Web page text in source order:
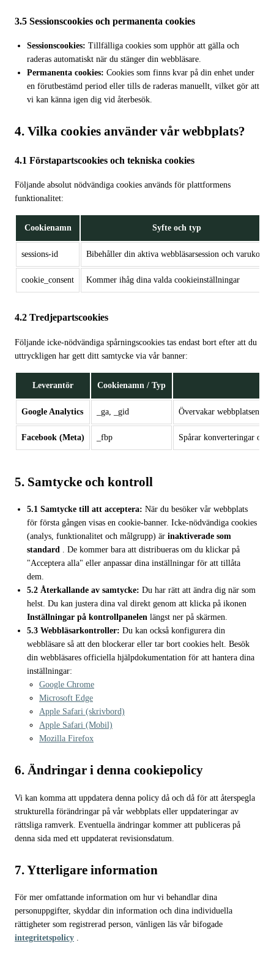
3.5 Sessionscookies och permanenta cookies
Sessionscookies: Tillfälliga cookies som upphör att gälla och
raderas automatiskt när du stänger din webbläsare.
Permanenta cookies: Cookies som finns kvar på din enhet under
en förutbestämd period eller tills de raderas manuellt, vilket gör att
vi kan känna igen dig vid återbesök.
4. Vilka cookies använder vår webbplats?
4.1 Förstapartscookies och tekniska cookies
Följande absolut nödvändiga cookies används för plattformens
funktionalitet:
Cookienamn Syfte och typ
sessions-id Bibehåller din aktiva webbläsarsession och varukorg
cookie_consent Kommer ihåg dina valda cookieinställningar
4.2 Tredjepartscookies
Följande icke-nödvändiga spårningscookies tas endast bort efter att du
uttryckligen har gett ditt samtycke via vår banner:
Leverantör Cookienamn / Typ
Google Analytics _ga, _gid Övervakar webbplatsens
Facebook (Meta) _fbp Spårar konverteringar och
5. Samtycke och kontroll
5.1 Samtycke till att acceptera: När du besöker vår webbplats
för första gången visas en cookie-banner. Icke-nödvändiga cookies
(analys, funktionalitet och målgrupp) är inaktiverade som
standard . De kommer bara att distribueras om du klickar på
"Acceptera alla" eller anpassar dina inställningar för att tillåta
dem.
5.2 Återkallande av samtycke: Du har rätt att ändra dig när som
helst. Du kan justera dina val direkt genom att klicka på ikonen
Inställningar på kontrollpanelen längst ner på skärmen.
5.3 Webbläsarkontroller: Du kan också konfigurera din
webbläsare så att den blockerar eller tar bort cookies helt. Besök
din webbläsares officiella hjälpdokumentation för att hantera dina
inställningar:
Google Chrome
Microsoft Edge
Apple Safari (skrivbord)
Apple Safari (Mobil)
Mozilla Firefox
6. Ändringar i denna cookiepolicy
Vi kan komma att uppdatera denna policy då och då för att återspegla
strukturella förändringar på vår webbplats eller uppdateringar av
rättsliga ramverk. Eventuella ändringar kommer att publiceras på
denna sida med ett uppdaterat revisionsdatum.
7. Ytterligare information
För mer omfattande information om hur vi behandlar dina
personuppgifter, skyddar din information och dina individuella
rättigheter som registrerad person, vänligen läs vår bifogade
integritetspolicy